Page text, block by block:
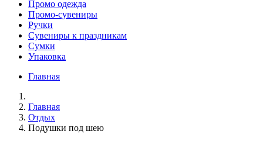
Промо одежда
Промо-сувениры
Ручки
Сувениры к праздникам
Сумки
Упаковка
Главная
Главная
Отдых
Подушки под шею